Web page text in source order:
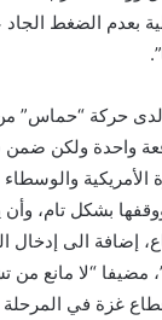
بعدم الضغط الجاد
حركة “حماس”
دفعة واحدة ولكن
الأمريكية
بشكل تام،
إضافة الى إدخال
مضيفا “لا مانع من
غزة في المرحلة